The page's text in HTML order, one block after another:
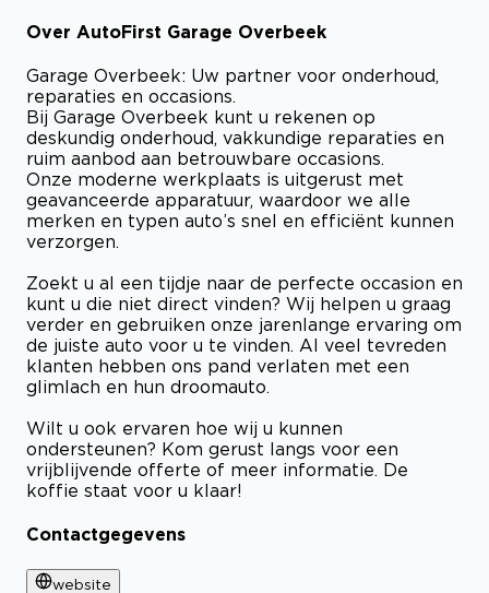
Bekijk certificaat
Over AutoFirst Garage Overbeek
Garage Overbeek: Uw partner voor onderhoud,
reparaties en occasions.
Bij Garage Overbeek kunt u rekenen op
deskundig onderhoud, vakkundige reparaties en
ruim aanbod aan betrouwbare occasions.
Onze moderne werkplaats is uitgerust met
geavanceerde apparatuur, waardoor we alle
merken en typen auto’s snel en efficiënt kunnen
verzorgen.
Zoekt u al een tijdje naar de perfecte occasion en
kunt u die niet direct vinden? Wij helpen u graag
verder en gebruiken onze jarenlange ervaring om
de juiste auto voor u te vinden. Al veel tevreden
klanten hebben ons pand verlaten met een
glimlach en hun droomauto.
Wilt u ook ervaren hoe wij u kunnen
ondersteunen? Kom gerust langs voor een
vrijblijvende offerte of meer informatie. De
koffie staat voor u klaar!
Contactgegevens
website